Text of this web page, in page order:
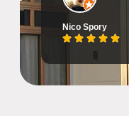
Nico Spory